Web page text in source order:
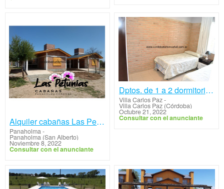
Alquiler cabañas Las Petunias Panaholma
Panaholma-
Panaholma (San Alberto)
Noviembre 8, 2022
Consultar con el anunciante
Dptos. de 1 a 2 dormitorios en Villa Carlos Paz
Villa Carlos Paz-
Villa Carlos Paz (Córdoba)
Octubre 21, 2022
Consultar con el anunciante